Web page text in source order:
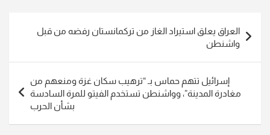
المقالات
العراق يعلق استيراد الغاز من تركمانستان رفضه من قبل
واشنطن
إسرائيل تتهم حماس بـ “ترهيب سكان غزة ومنعهم من
مغادرة المدينة”، وواشنطن تستخدم الفيتو للمرة السادسة
بشأن الحرب